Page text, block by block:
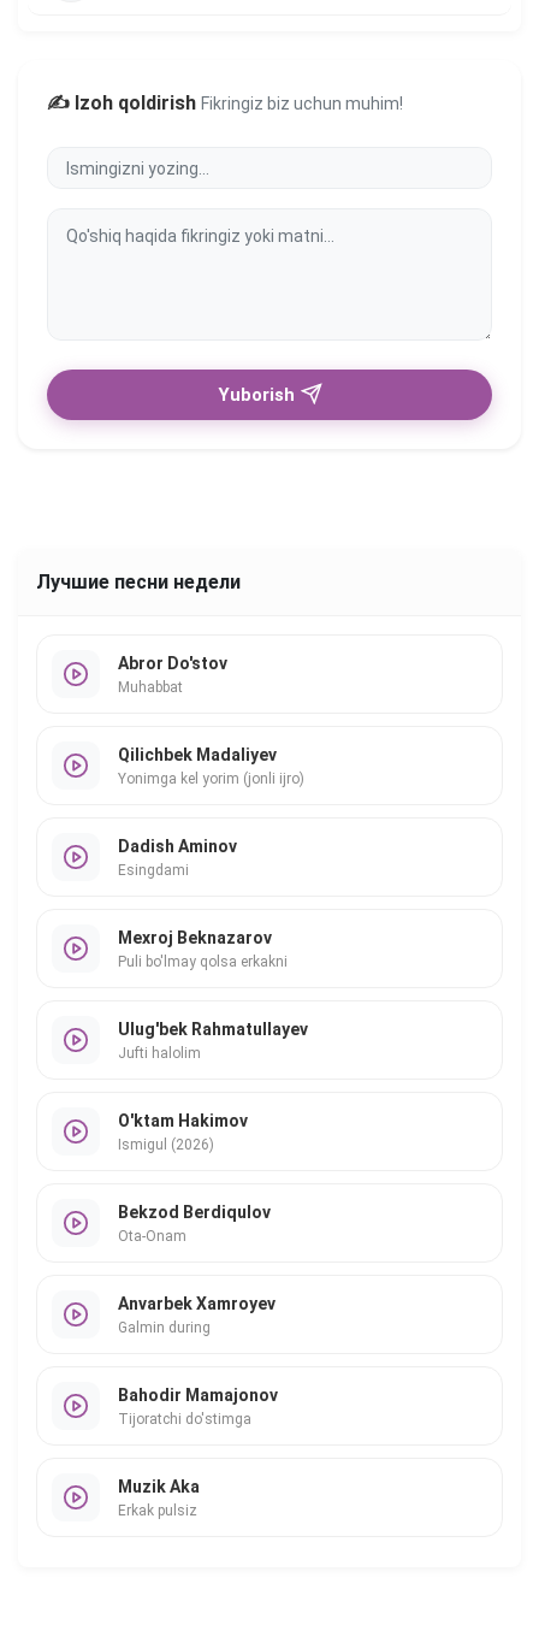
✍️ Izoh qoldirish Fikringiz biz uchun muhim!
Yuborish
Лучшие песни недели
Abror Do'stov
Muhabbat
Qilichbek Madaliyev
Yonimga kel yorim (jonli ijro)
Dadish Aminov
Esingdami
Mexroj Beknazarov
Puli bo'lmay qolsa erkakni
Ulug'bek Rahmatullayev
Jufti halolim
O'ktam Hakimov
Ismigul (2026)
Bekzod Berdiqulov
Ota-Onam
Anvarbek Xamroyev
Galmin during
Bahodir Mamajonov
Tijoratchi do'stimga
Muzik Aka
Erkak pulsiz